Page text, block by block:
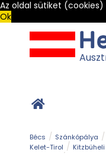
Az oldal sütiket
Ok
Bécs Szánkópálya
Kelet-Tirol